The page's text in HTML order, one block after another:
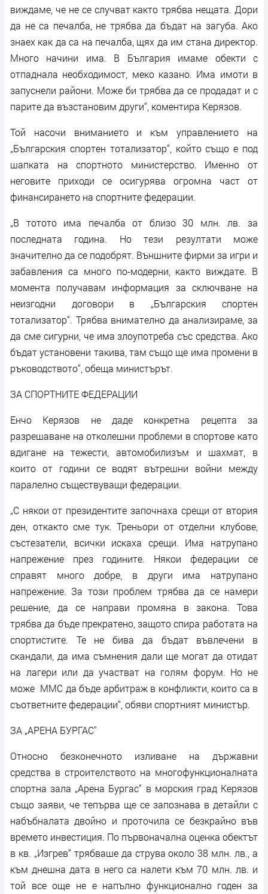
виждаме, че не се случват както трябва нещата. Дори
да не са печалба, не трябва да бъдат на загуба. Ако
знаех как да са на печалба, щях да им стана директор.
Много начини има. В България имаме обекти с
отпаднала необходимост, меко казано. Има имоти в
запуснели райони. Може би трябва да се продадат и с
парите да възстановим други“, коментира Керязов.
Той насочи вниманието и към управлението на
„Българския спортен тотализатор“, който също е под
шапката на спортното министерство. Именно от
неговите приходи се осигурява огромна част от
финансирането на спортните федерации.
„В тотото има печалба от близо 30 млн. лв. за
последната година. Но тези резултати може
значително да се подобрят. Външните фирми за игри и
забавления са много по-модерни, както виждате. В
момента получавам информация за сключване на
неизгодни договори в „Българския спортен
тотализатор“. Трябва внимателно да анализираме, за
да сме сигурни, че има злоупотреба със средства. Ако
бъдат установени такива, там също ще има промени в
ръководството“, обеща министърът.
ЗА СПОРТНИТЕ ФЕДЕРАЦИИ
Енчо Керязов не даде конкретна рецепта за
разрешаване на отколешни проблеми в спортове като
вдигане на тежести, автомобилизъм и шахмат, в
които от години се водят вътрешни войни между
паралелно съществуващи федерации.
„С някои от президентите започнаха срещи от втория
ден, откакто сме тук. Треньори от отделни клубове,
състезатели, всички искаха срещи. Има натрупано
напрежение през годините. Някои федерации се
справят много добре, в други има натрупано
напрежение. За този проблем трябва да се намери
решение, да се направи промяна в закона. Това
трябва да бъде прекратено, защото спира работата на
спортистите. Те не бива да бъдат въвлечени в
скандали, да има съмнения дали ще могат да отидат
на лагери или да участват на голям форум. Но не
може ММС да бъде арбитраж в конфликти, които са в
съответните федерации“, обяви спортният министър.
ЗА „АРЕНА БУРГАС"
Относно безконечното изливане на държавни
средства в строителството на многофункционалната
спортна зала „Арена Бургас“ в морския град Керязов
също заяви, че тепърва ще се запознава в детайли с
набъбналата двойно и проточила се безкрайно във
времето инвестиция. По първоначална оценка обектът
в кв. „Изгрев“ трябваше да струва около 38 млн. лв., а
към днешна дата в него са налети към 70 млн. лв. и
той все още не е напълно функционално годен за